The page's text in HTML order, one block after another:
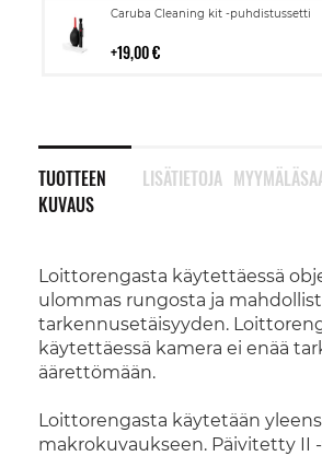
Caruba Cleaning kit -puhdistussetti
19,00 €
Lisää
TUOTTEEN
KUVAUS
Loittorengasta käytettäessä
ulommas rungosta ja
tarkennusetäisyyden.
käytettäessä kamera ei enää
äärettömään.
Loittorengasta käytetään
makrokuvaukseen. Päivitetty II
LISÄTIETOJA